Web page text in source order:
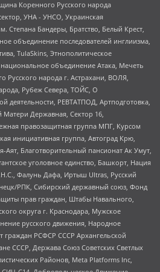
Коренного Русского народа
УНА - УНСО, Украинская
Степана Бандеры, Братство, Белый Крест,
объединение последователей инглиизма,
TulaSkins, Этнополитическое
объединение Атака, Мечеть
народа г. Астрахани, ВОЛЯ,
Рубеж Севера, ТОЙС, О
деятельности, РЕВТАТПОД, Артподготовка,
Державная, Сектор 16,
правозащитная группа МПГ, Курсом
инициативная группа, Автоград Крю,
Аят, Благотворительный пансионат Ак Умут,
уголовное единство, Башкорт, Нация
Фалунь Дафа, Иртыш Ultras, Русский
РПК, Сибирский державный союз, Фонд
прав граждан, Штабы Навального,
округа г. Краснодара, Мужское
русского движения, Народное
граждан РСФСР СССР Архангельской
СССР, Держава Союз Советских Светлых
Районов, Meta Platforms Inc,